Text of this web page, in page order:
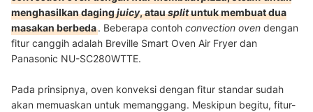
menghasilkan dagingjuicy, atausplituntuk membuat dua
masakan berbeda. Beberapa contoh convection oven dengan
fitur canggih adalah Breville Smart Oven Air Fryer dan
Panasonic NU-SC280WTTE.
Pada prinsipnya, oven konveksi dengan fitur standar sudah
akan memuaskan untuk memanggang. Meskipun begitu, fitur-